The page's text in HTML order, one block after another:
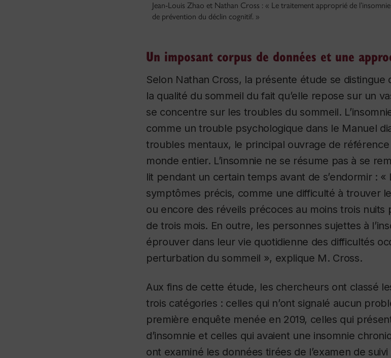
Jean-Louis Zhao et Nathan Cross : « Le traitement approprié de
de prévention du déclin cognitif. »
Un imposant corpus de données et une
Selon Nathan Cross, la présente étude se
la qualité du sommeil du fait qu’elle repose sur un
se concentre sur les troubles du sommeil.
comme un trouble psychologique dans le Manuel
troubles mentaux, le principal ouvrage de
monde entier. L’insomnie ne se résume pas à se
lit pendant un certain temps avant de s’endormir :
symptômes précis, comme une difficulté à trouver
ou encore des réveils précoces au moins trois nuits
de trois mois. En outre, les personnes sujettes à
éprouver dans leur vie quotidienne des difficultés
perturbation du sommeil », explique M. Cross.
Aux fins de cette étude, les chercheurs ont classé
trois catégories : celles qui n’ont signalé aucun
première enquête menée en 2019, celles qui
d’insomnie et celles qui avaient une insomnie
ont examiné les données tirées de l’examen de